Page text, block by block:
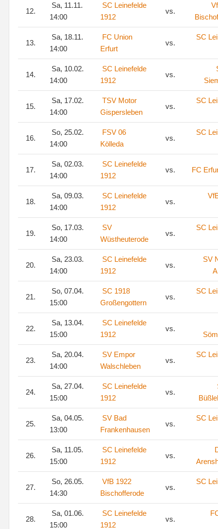
12.
Sa, 11.11.
14:00
SC Leinefelde
1912
vs.
13.
Sa, 18.11.
14:00
FC Union
Erfurt
vs.
SC
14.
Sa, 10.02.
14:00
SC Leinefelde
1912
vs.
15.
Sa, 17.02.
14:00
TSV Motor
Gispersleben
vs.
SC
16.
So, 25.02.
14:00
FSV 06
Kölleda
vs.
SC
17.
Sa, 02.03.
14:00
SC Leinefelde
1912
vs. FC
18.
Sa, 09.03.
14:00
SC Leinefelde
1912
vs.
19.
So, 17.03.
14:00
SV
Wüstheuterode
vs.
SC
20.
Sa, 23.03.
14:00
SC Leinefelde
1912
vs.
SV
21.
So, 07.04.
15:00
SC 1918
Großengottern
vs.
SC
22.
Sa, 13.04.
15:00
SC Leinefelde
1912
vs.
23.
Sa, 20.04.
14:00
SV Empor
Walschleben
vs.
SC
24.
Sa, 27.04.
15:00
SC Leinefelde
1912
vs.
25.
Sa, 04.05.
13:00
SV Bad
Frankenhausen
vs.
SC
26.
Sa, 11.05.
15:00
SC Leinefelde
1912
vs.
27.
So, 26.05.
14:30
VfB 1922
Bischofferode
vs.
SC
28.
Sa, 01.06.
15:00
SC Leinefelde
1912
vs.